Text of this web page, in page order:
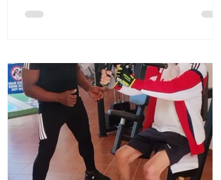
belegen drei der fünf vorderen Plätze
digitaler Wahrnehmung vor weltweit
agierenden Hotelketten...